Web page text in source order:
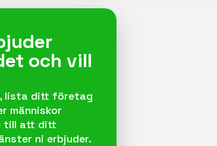
och vill
lista ditt företag
människor
till att ditt
ni erbjuder.